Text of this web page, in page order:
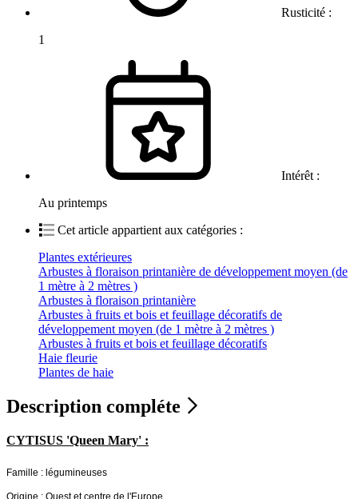
Rusticité :
1
Intérêt :
Au printemps
Cet article appartient aux catégories :
Plantes extérieures
Arbustes à floraison printanière de développement moyen (de
1 mètre à 2 mètres )
Arbustes à floraison printanière
Arbustes à fruits et bois et feuillage décoratifs de
développement moyen (de 1 mètre à 2 mètres )
Arbustes à fruits et bois et feuillage décoratifs
Haie fleurie
Plantes de haie
Description compléte
CYTISUS 'Queen Mary' :
Famille : légumineuses
Origine : Ouest et centre de l'Europe